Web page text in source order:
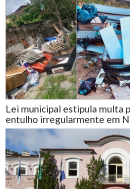
Lei municipal estipula multa
entulho irregularmente em